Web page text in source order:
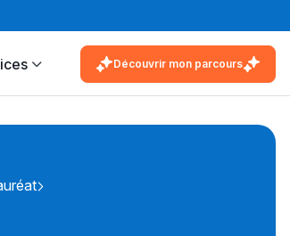
Découvrir mon parcours